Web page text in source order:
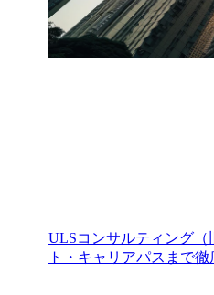
ULSコンサルティング
ト・キャリアパスまで徹